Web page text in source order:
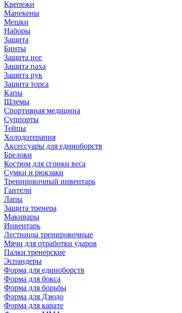
Крепежи
Манекены
Мешки
Наборы
Защита
Бинты
Защита ног
Защита паха
Защита рук
Защита торса
Капы
Шлемы
Спортивная медицина
Суппорты
Тейпы
Холодотерапия
Аксессуары для единоборств
Брелоки
Костюм для сгонки веса
Сумки и рюкзаки
Тренировочный инвентарь
Гантели
Лапы
Защита тренера
Макивары
Инвентарь
Лестницы тренировочные
Мячи для отработки ударов
Палки тренерские
Эспандеры
Форма для единоборств
Форма для бокса
Форма для борьбы
Форма для Дзюдо
Форма для карате